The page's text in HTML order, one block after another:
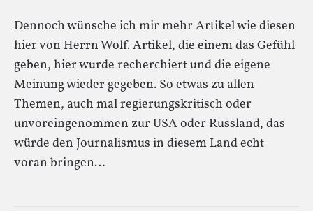
Dennoch wünsche ich mir mehr Artikel wie diesen
hier von Herrn Wolf. Artikel, die einem das Gefühl
geben, hier wurde recherchiert und die eigene
Meinung wieder gegeben. So etwas zu allen
Themen, auch mal regierungskritisch oder
unvoreingenommen zur USA oder Russland, das
würde den Journalismus in diesem Land echt
voran bringen…